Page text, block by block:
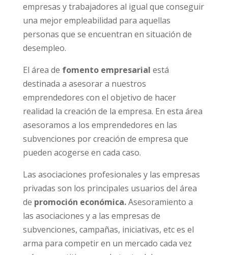
empresas y trabajadores al igual que conseguir
una mejor empleabilidad para aquellas
personas que se encuentran en situación de
desempleo.
El área de fomento empresarial está
destinada a asesorar a nuestros
emprendedores con el objetivo de hacer
realidad la creación de la empresa. En esta área
asesoramos a los emprendedores en las
subvenciones por creación de empresa que
pueden acogerse en cada caso.
Las asociaciones profesionales y las empresas
privadas son los principales usuarios del área
de promoción económica.Asesoramiento a
las asociaciones y a las empresas de
subvenciones, campañas, iniciativas, etc es el
arma para competir en un mercado cada vez